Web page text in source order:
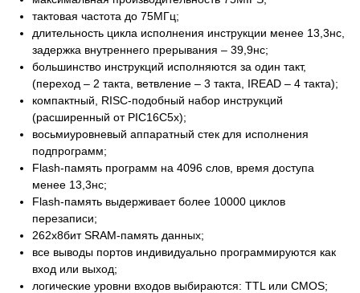
тактовая частота до 75МГц;
длительность цикла исполнения инструкции менее 13,3нс,
задержка внутреннего прерывания – 39,9нс;
большинство инструкций исполняются за один такт,
(переход – 2 такта, ветвление – 3 такта, IREAD – 4 такта);
компактный, RISC-подобный набор инструкций
(расширенный от PIC16C5x);
восьмиуровневый аппаратный стек для исполнения
подпрограмм;
Flash-память программ на 4096 слов, время доступа
менее 13,3нс;
Flash-память выдерживает более 10000 циклов
перезаписи;
262x8бит SRAM-память данных;
все выводы портов индивидуально программируются как
вход или выход;
логические уровни входов выбираются: TTL или CMOS;